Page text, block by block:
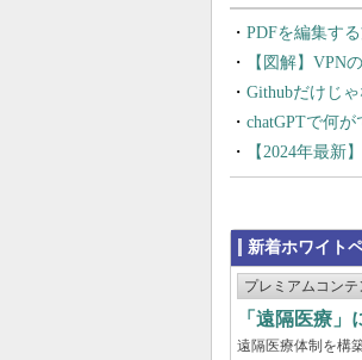
PDFを編集す
【図解】VPN
Githubだけじ
chatGPTで何
【2024年最
新着ホワイト
プレミアムコンテ
「遠隔医療
遠隔医療体制を構